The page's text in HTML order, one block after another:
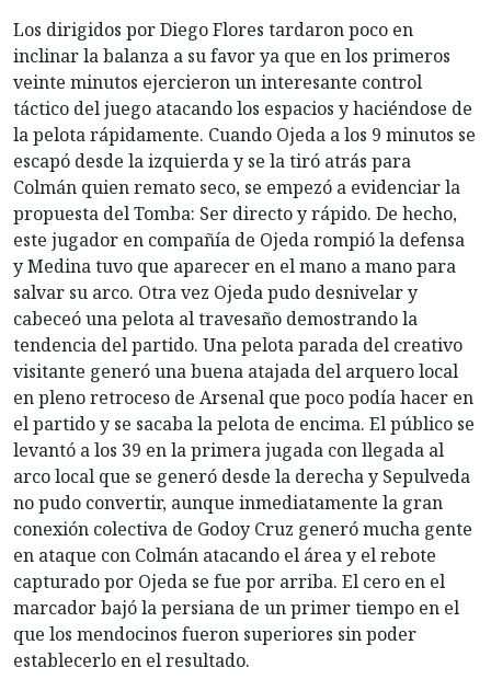
Los dirigidos por Diego Flores tardaron poco en
inclinar la balanza a su favor ya que en los primeros
veinte minutos ejercieron un interesante control
táctico del juego atacando los espacios y haciéndose de
la pelota rápidamente. Cuando Ojeda a los 9 minutos se
escapó desde la izquierda y se la tiró atrás para
Colmán quien remato seco, se empezó a evidenciar la
propuesta del Tomba: Ser directo y rápido. De hecho,
este jugador en compañía de Ojeda rompió la defensa
y Medina tuvo que aparecer en el mano a mano para
salvar su arco. Otra vez Ojeda pudo desnivelar y
cabeceó una pelota al travesaño demostrando la
tendencia del partido. Una pelota parada del creativo
visitante generó una buena atajada del arquero local
en pleno retroceso de Arsenal que poco podía hacer en
el partido y se sacaba la pelota de encima. El público se
levantó a los 39 en la primera jugada con llegada al
arco local que se generó desde la derecha y Sepulveda
no pudo convertir, aunque inmediatamente la gran
conexión colectiva de Godoy Cruz generó mucha gente
en ataque con Colmán atacando el área y el rebote
capturado por Ojeda se fue por arriba. El cero en el
marcador bajó la persiana de un primer tiempo en el
que los mendocinos fueron superiores sin poder
establecerlo en el resultado.